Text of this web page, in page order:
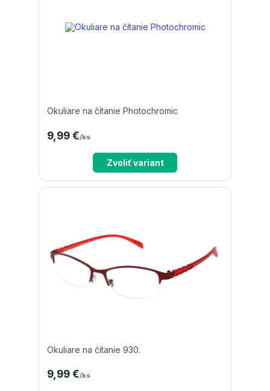
Okuliare na čítanie Photochromic
9,99 €/ks
Zvoliť variant
Okuliare na čítanie 930.
9,99 €/ks